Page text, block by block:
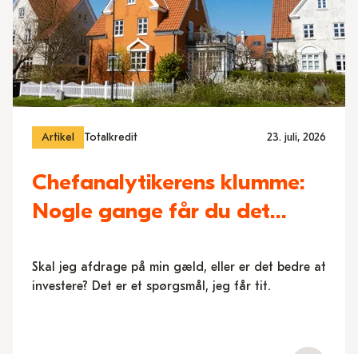
Artikel Totalkredit 23. juli, 2026
Chefanalytikerens klumme:
Nogle gange får du det
pengene
Skal jeg afdrage på min gæld, eller er det bedre at
investere? Det er et spørgsmål, jeg får tit.